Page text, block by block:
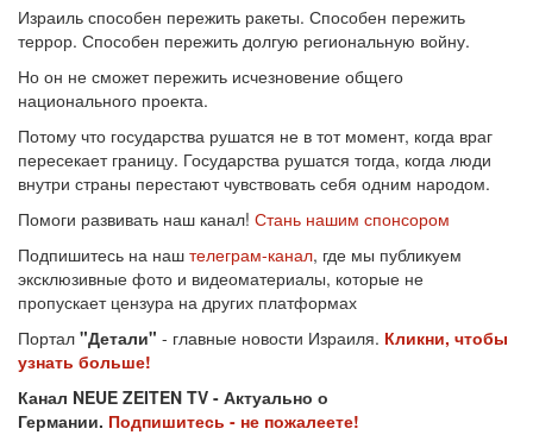
Израиль способен пережить ракеты. Способен пережить
террор. Способен пережить долгую региональную войну.
Но он не сможет пережить исчезновение общего
национального проекта.
Потому что государства рушатся не в тот момент, когда враг
пересекает границу. Государства рушатся тогда, когда люди
внутри страны перестают чувствовать себя одним народом.
Помоги развивать наш канал! Стань нашим спонсором
Подпишитесь на наш телеграм-канал, где мы публикуем
эксклюзивные фото и видеоматериалы, которые не
пропускает цензура на других платформах
Портал "Детали" - главные новости Израиля. Кликни, чтобы
узнать больше!
Канал NEUE ZEITEN TV - Актуально о
Германии. Подпишитесь - не пожалеете!